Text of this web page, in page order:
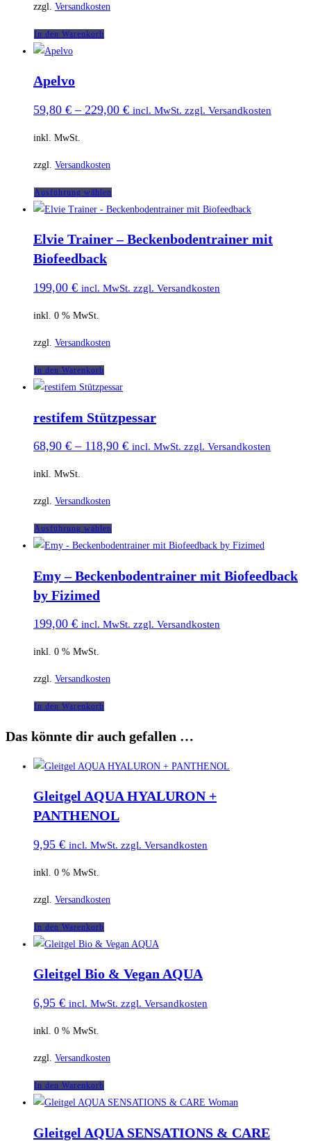
zzgl. Versandkosten
In den Warenkorb
Apelvo
59,80 € – 229,00 € incl. MwSt. zzgl. Versandkosten
inkl. MwSt.
zzgl. Versandkosten
Ausführung wählen
Produkt
mehrere
Die
werden
Elvie Trainer – Beckenbodentrainer mit
Biofeedback
199,00 € incl. MwSt. zzgl. Versandkosten
inkl. 0 % MwSt.
zzgl. Versandkosten
In den Warenkorb
restifem Stützpessar
68,90 € – 118,90 € incl. MwSt. zzgl. Versandkosten
inkl. MwSt.
zzgl. Versandkosten
Ausführung wählen
Produkt
mehrere
Die
gewählt
Emy – Beckenbodentrainer mit Biofeedback
by Fizimed
199,00 € incl. MwSt. zzgl. Versandkosten
inkl. 0 % MwSt.
zzgl. Versandkosten
In den Warenkorb
Das könnte dir auch gefallen …
Gleitgel AQUA HYALURON +
PANTHENOL
9,95 € incl. MwSt. zzgl. Versandkosten
inkl. 0 % MwSt.
zzgl. Versandkosten
In den Warenkorb
Gleitgel Bio & Vegan AQUA
6,95 € incl. MwSt. zzgl. Versandkosten
inkl. 0 % MwSt.
zzgl. Versandkosten
In den Warenkorb
Gleitgel AQUA SENSATIONS & CARE